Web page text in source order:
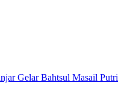
Gelar Bahtsul Masail Putri